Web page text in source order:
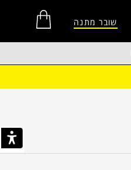
שובר מתנה